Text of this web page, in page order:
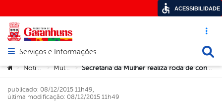
Acesso
Abrir menu principal de navegação
Serviços e Informações
Você está aqui:
> Notícias > Mulher > Secretaria da Mulher realiza roda de conversa no Vale do Mundaú
publicado: 08/12/2015 11h49,
última modificação: 08/12/2015 11h49
ACESSIBILIDADE